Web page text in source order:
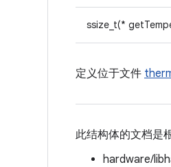
ssize_t(*
定义位于文件
此结构体的文档是
hardware/